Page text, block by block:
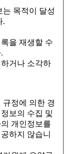
목적이 달성
.
을 재생할 수
거나 소각하
정에 의한 경
보의 수집 및
개인정보를
하지 않습니